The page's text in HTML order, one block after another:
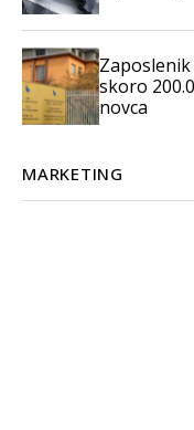
skoro
novca
MARKETING